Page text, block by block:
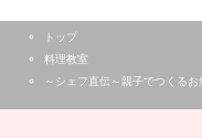
トップ
料理教室
～シェフ直伝～親子でつくる